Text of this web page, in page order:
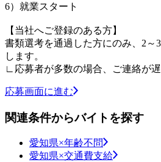
6）就業スタート
【当社へご登録のある方】
書類選考を通過した方にのみ、2～
します。
∟応募者が多数の場合、ご連絡が遅
応募画面に進む
関連条件からバイトを探す
愛知県×年齢不問
愛知県×交通費支給